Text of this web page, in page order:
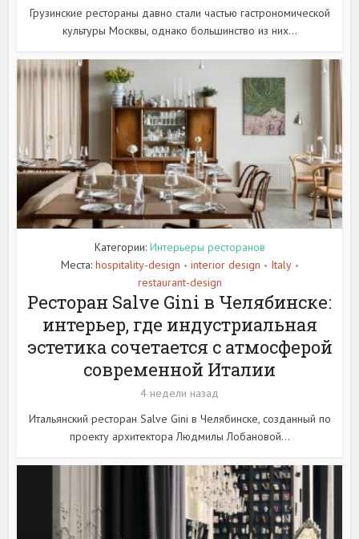
Грузинские рестораны давно стали частью гастрономической
культуры Москвы, однако большинство из них...
Категории: Интерьеры ресторанов
Места: hospitality-design • interior design • Italy •
restaurant-design
Ресторан Salve Gini в Челябинске:
интерьер, где индустриальная
эстетика сочетается с атмосферой
современной Италии
4 недели назад
Итальянский ресторан Salve Gini в Челябинске, созданный по
проекту архитектора Людмилы Лобановой...